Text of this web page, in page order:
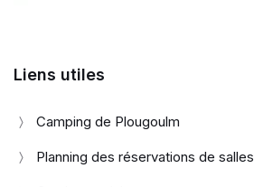
Liens utiles
Camping de Plougoulm
Planning des réservations de salles